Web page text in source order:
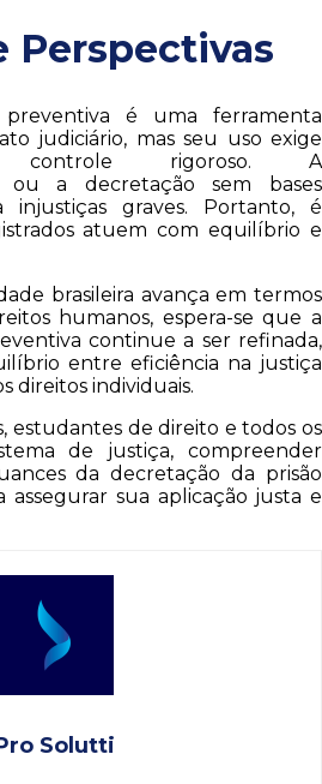
Perspectivas
é uma ferramenta
judiciário, mas seu uso exige
controle rigoroso. A
ou a decretação sem bases
graves. Portanto, é
atuem com equilíbrio e
brasileira avança em termos
humanos, espera-se que a
continue a ser refinada,
entre eficiência na justiça
direitos individuais.
estudantes de direito e todos os
de justiça, compreender
da decretação da prisão
assegurar sua aplicação justa e
Solutti